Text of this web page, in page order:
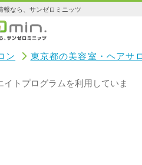
報なら、サンゼロミニッツ
ン 東京都の美容室・ヘアサ
トプログラムを利用していま